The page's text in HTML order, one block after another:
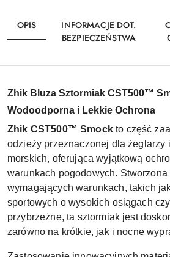
OPIS
INFORMACJE DOT.
BEZPIECZEŃSTWA
Zhik Bluza Sztormiak CST500™
Wodoodporna i Lekkie Ochrona
Zhik CST500™ Smockto część
odzieży przeznaczonej dla żeglarzy
morskich, oferująca wyjątkową
warunkach pogodowych. Stworzona
wymagających warunkach, takich
sportowych o wysokich osiągach
przybrzeżne, ta sztormiak jest
zarówno na krótkie, jak i nocne